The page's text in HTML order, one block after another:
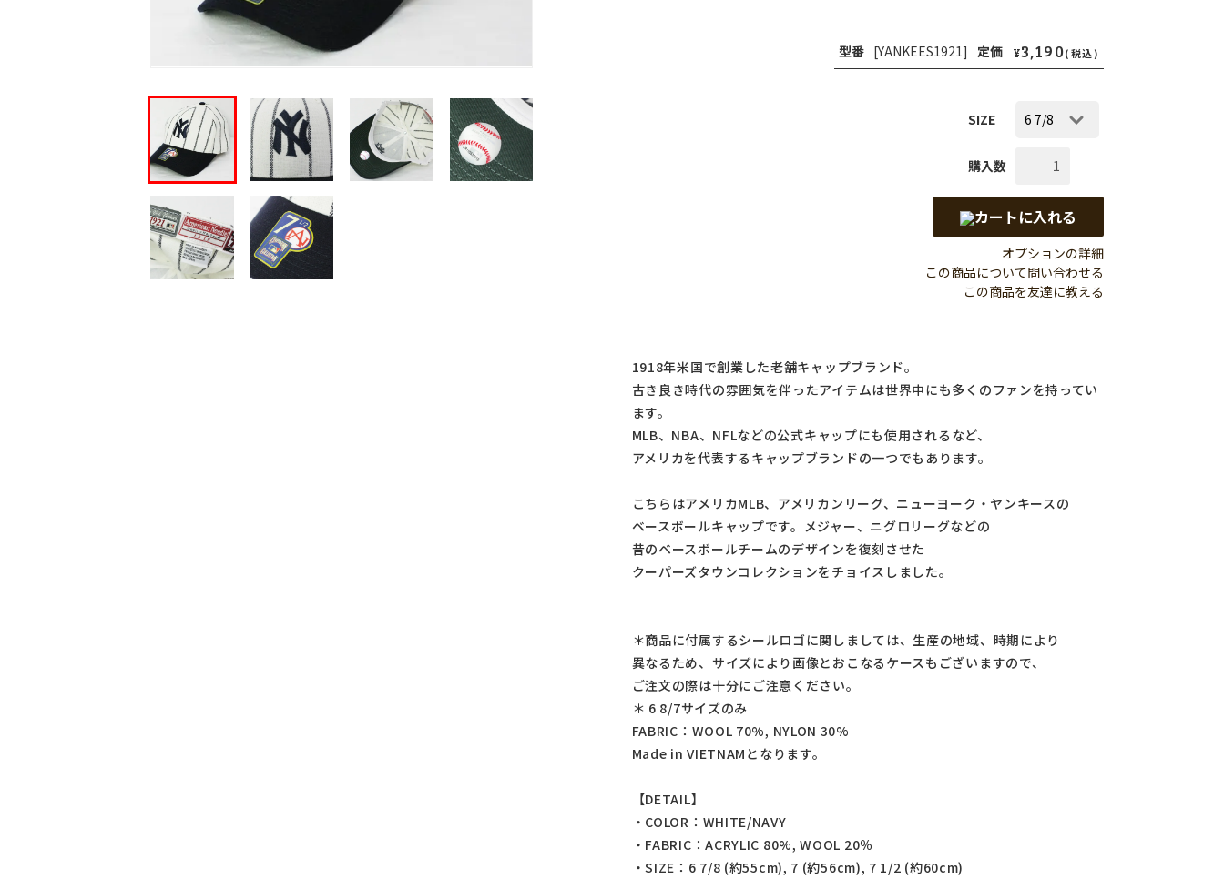
型番 [YANKEES1921] 定価 ¥3,190(税込)
SIZE
購入数
カートに入れる
オプションの詳細
この商品について問い合わせる
この商品を友達に教える
1918年米国で創業した老舗キャップブランド。
古き良き時代の雰囲気を伴ったアイテムは世界中にも多くのファンを持ってい
ます。
MLB、NBA、NFLなどの公式キャップにも使用されるなど、
アメリカを代表するキャップブランドの一つでもあります。
こちらはアメリカMLB、アメリカンリーグ、ニューヨーク・ヤンキースの
ベースボールキャップです。メジャー、ニグロリーグなどの
昔のベースボールチームのデザインを復刻させた
クーパーズタウンコレクションをチョイスしました。
＊商品に付属するシールロゴに関しましては、生産の地域、時期により
異なるため、サイズにより画像とおこなるケースもございますので、
ご注文の際は十分にご注意ください。
＊ 6 8/7サイズのみ
FABRIC：WOOL 70%, NYLON 30%
Made in VIETNAMとなります。
【DETAIL】
・COLOR：WHITE/NAVY
・FABRIC：ACRYLIC 80%, WOOL 20％
・SIZE：6 7/8 (約55cm), 7 (約56cm), 7 1/2 (約60cm)